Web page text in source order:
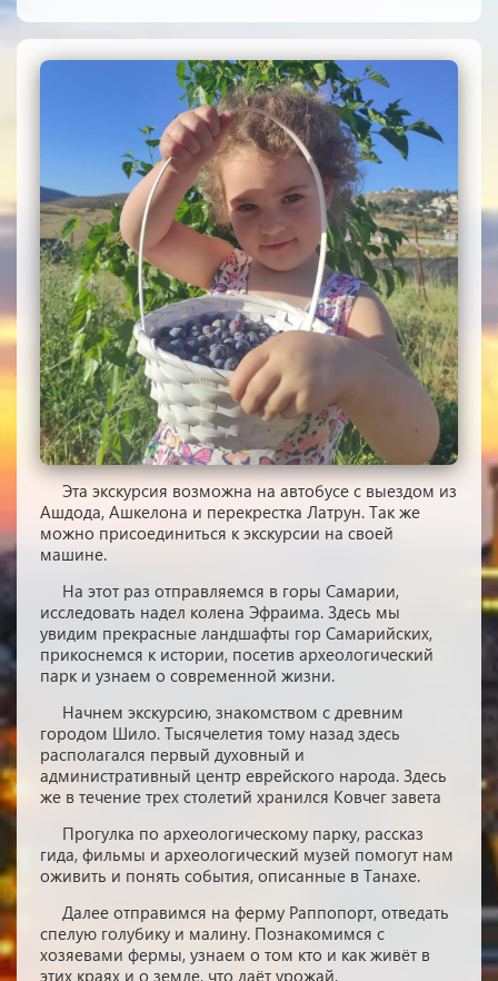
Эта экскурсия возможна на автобусе с выездом из
Ашдода, Ашкелона и перекрестка Латрун. Так же
можно присоединиться к экскурсии на своей
машине.
На этот раз отправляемся в горы Самарии,
исследовать надел колена Эфраима. Здесь мы
увидим прекрасные ландшафты гор Самарийских,
прикоснемся к истории, посетив археологический
парк и узнаем о современной жизни.
Начнем экскурсию, знакомством с древним
городом Шило. Тысячелетия тому назад здесь
располагался первый духовный и
административный центр еврейского народа. Здесь
же в течение трех столетий хранился Ковчег завета
Прогулка по археологическому парку, рассказ
гида, фильмы и археологический музей помогут нам
оживить и понять события, описанные в Танахе.
Далее отправимся на ферму Раппопорт, отведать
спелую голубику и малину. Познакомимся с
хозяевами фермы, узнаем о том кто и как живёт в
этих краях и о земле, что даёт урожай.